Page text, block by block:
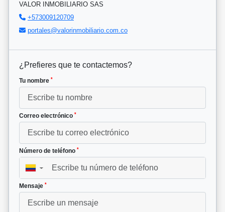
VALOR INMOBILIARIO SAS
+573009120709
portales@valorinmobiliario.com.co
¿Prefieres que te contactemos?
Tu nombre *
Correo electrónico *
Número de teléfono *
▼
Mensaje *